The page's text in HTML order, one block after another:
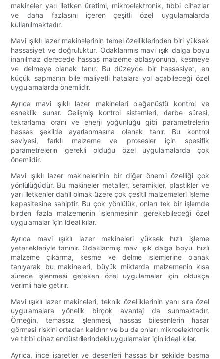
makineler yarı iletken üretimi, mikroelektronik, tıbbi cihazlar
ve daha fazlasını içeren çeşitli özel uygulamalarda
kullanılmaktadır.
Mavi ışıklı lazer makinelerinin temel özelliklerinden biri yüksek
hassasiyet ve doğruluktur. Odaklanmış mavi ışık dalga boyu
inanılmaz derecede hassas malzeme ablasyonuna, kesmeye
ve delmeye olanak tanır. Bu düzeyde bir hassasiyet, en
küçük sapmanın bile maliyetli hatalara yol açabileceği özel
uygulamalarda önemlidir.
Ayrıca mavi ışıklı lazer makineleri olağanüstü kontrol ve
esneklik sunar. Gelişmiş kontrol sistemleri, darbe süresi,
tekrarlama oranı ve enerji yoğunluğu gibi parametrelerin
hassas şekilde ayarlanmasına olanak tanır. Bu kontrol
seviyesi, farklı malzeme ve prosesler için spesifik
parametrelerin gerekli olduğu özel uygulamalarda çok
önemlidir.
Mavi ışıklı lazer makinelerinin bir diğer önemli özelliği çok
yönlülüğüdür. Bu makineler metaller, seramikler, plastikler ve
yarı iletkenler dahil olmak üzere çok çeşitli malzemeleri işleme
kapasitesine sahiptir. Bu çok yönlülük, onları tek bir işlemde
birden fazla malzemenin işlenmesinin gerekebileceği özel
uygulamalar için ideal kılar.
Ayrıca mavi ışıklı lazer makineleri yüksek hızlı işleme
yetenekleriyle tanınır. Odaklanmış mavi ışık dalga boyu, hızlı
malzeme çıkarma, kesme ve delme işlemlerine olanak
tanıyarak bu makineleri, büyük miktarda malzemenin kısa
sürede işlenmesi gereken özel uygulamalar için oldukça
verimli hale getirir.
Mavi ışıklı lazer makineleri, teknik özelliklerinin yanı sıra özel
uygulamalara yönelik birçok avantaj da sunmaktadır.
Örneğin, temassız işlenmesi, hassas bileşenlerin hasar
görmesi riskini ortadan kaldırır ve bu da onları mikroelektronik
ve tıbbi cihaz endüstrilerindeki uygulamalar için ideal kılar.
Ayrıca, ince işaretler ve desenleri hassas bir şekilde basma